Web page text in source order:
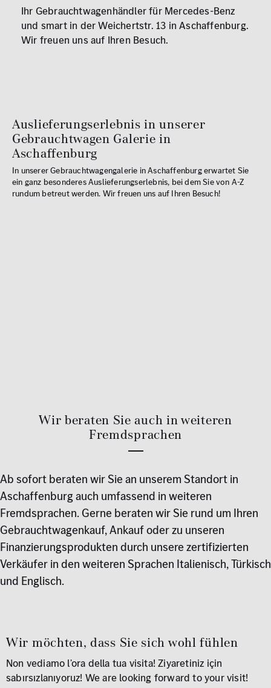
Ihr Gebrauchtwagenhändler für Mercedes-Benz
und smart in der Weichertstr. 13 in Aschaffenburg.
Wir freuen uns auf Ihren Besuch.
Auslieferungserlebnis in unserer
Gebrauchtwagen Galerie in
Aschaffenburg
In unserer Gebrauchtwagengalerie in Aschaffenburg erwartet Sie
ein ganz besonderes Auslieferungserlebnis, bei dem Sie von A-Z
rundum betreut werden. Wir freuen uns auf Ihren Besuch!
Wir beraten Sie auch in weiteren
Fremdsprachen
Ab sofort beraten wir Sie an unserem Standort in
Aschaffenburg auch umfassend in weiteren
Fremdsprachen. Gerne beraten wir Sie rund um Ihren
Gebrauchtwagenkauf, Ankauf oder zu unseren
Finanzierungsprodukten durch unsere zertifizierten
Verkäufer in den weiteren Sprachen Italienisch, Türkisch
und Englisch.
Wir möchten, dass Sie sich wohl fühlen
Non vediamo l'ora della tua visita! Ziyaretiniz için
sabırsızlanıyoruz! We are looking forward to your visit!